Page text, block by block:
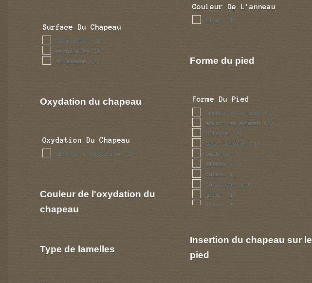
Surface Du Chapeau
ecailleuse (1)
mechuleuse (1)
squameuse (1)
Oxydation du chapeau
Oxydation Du Chapeau
absence d oxydation (1)
Couleur de l'oxydation du
chapeau
Type de lamelles
Couleur De L'anneau
blanc (1)
Forme du pied
Forme Du Pied
aminci a la base (1)
aminci au sommet (1)
attenue (1)
base pointue (1)
bulbeux (1)
elance (1)
fuseau (1)
fusiforme (1)
grele (1)
mince (1)
Insertion du chapeau sur le
pied